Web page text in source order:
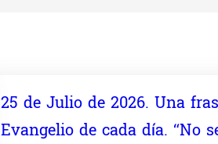
25 de Julio de 2026. Una
Evangelio de cada día. “No